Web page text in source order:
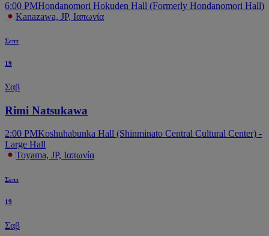
6:00 PMHondanomori Hokuden Hall (Formerly Hondanomori Hall)
Kanazawa, JP, Ιαπωνία
Σεπτ
19
Σαβ
Rimi Natsukawa
2:00 PMKoshuhabunka Hall (Shinminato Central Cultural Center) -
Large Hall
Toyama, JP, Ιαπωνία
Σεπτ
19
Σαβ